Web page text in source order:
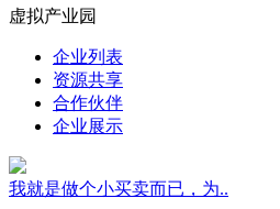
虚拟产业园
企业列表
资源共享
合作伙伴
企业展示
我就是做个小买卖而已，为..